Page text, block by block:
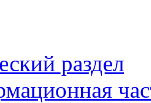
раздел